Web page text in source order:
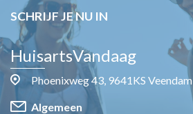
SCHRIJF JE NU IN
HuisartsVandaag
Phoenixweg 43, 9641KS Veendam
Algemeen